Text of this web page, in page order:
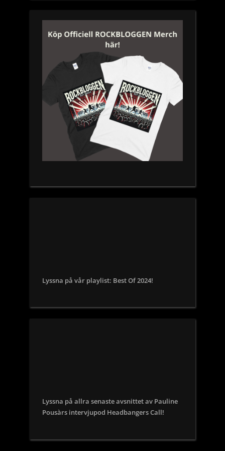
Lyssna på vår playlist: Best Of 2024!
Lyssna på allra senaste avsnittet av Pauline
Pousàrs intervjupod Headbangers Call!